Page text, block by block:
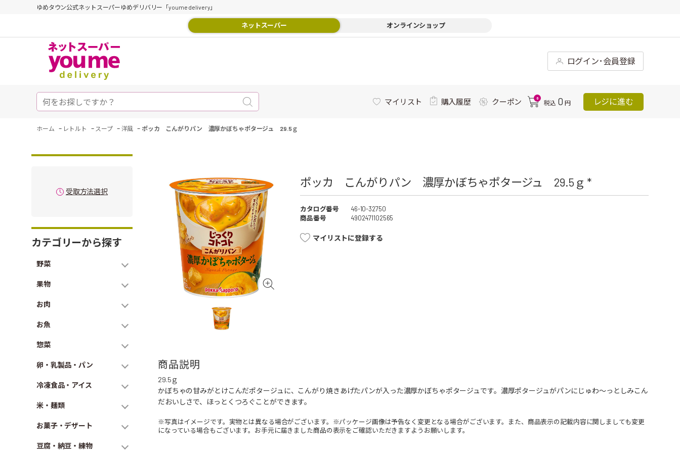
ゆめタウン公式ネットスーパーゆめデリバリー「youme delivery」
ネットスーパー オンラインショップ
ログイン･会員登録
マイリスト 購入履歴 クーポン 0
税込 0 円 レジに進む
ホーム - レトルト - スープ - 洋風 - ポッカ こんがりパン 濃厚かぼちゃポタージュ 29.5ｇ
受取方法選択
カテゴリーから探す
野菜
果物
お肉
お魚
惣菜
卵・乳製品・パン
冷凍食品・アイス
米・麺類
お菓子・デザート
豆腐・納豆・練物
ポッカ こんがりパン 濃厚かぼちゃポタージュ 29.5ｇ *
カタログ番号
46-10-32750
商品番号
4902471102565
マイリストに登録する
商品説明
29.5ｇ
かぼちゃの甘みがとけこんだポタージュに、こんがり焼きあげたパンが入った濃厚かぼちゃポタージュです。濃厚ポタージュがパンにじゅわ～っとしみこん
だおいしさで、ほっとくつろぐことができます。
※写真はイメージです。実物とは異なる場合がございます。※パッケージ画像は予告なく変更となる場合がございます。また、商品表示の記載内容に関しましても変更
になっている場合もございます。お手元に届きました商品の表示をご確認いただきますようお願いします。